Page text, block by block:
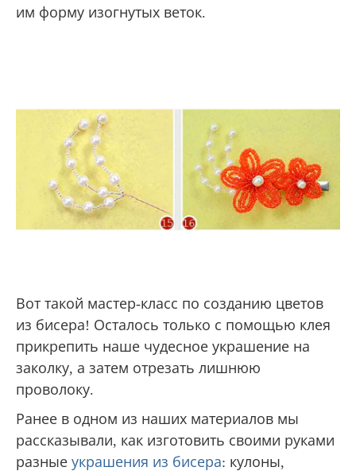
им форму изогнутых веток.
Вот такой мастер-класс по созданию цветов
из бисера! Осталось только с помощью клея
прикрепить наше чудесное украшение на
заколку, а затем отрезать лишнюю
проволоку.
Ранее в одном из наших материалов мы
рассказывали, как изготовить своими руками
разные украшения из бисера: кулоны,